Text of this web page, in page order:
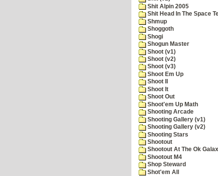
Shit Alpin 2005
Shit Head In The Space
Shmup
Shoggoth
Shogi
Shogun Master
Shoot (v1)
Shoot (v2)
Shoot (v3)
Shoot Em Up
Shoot II
Shoot It
Shoot Out
Shoot'em Up Math
Shooting Arcade
Shooting Gallery (v1)
Shooting Gallery (v2)
Shooting Stars
Shootout
Shootout At The Ok
Shootout M4
Shop Steward
Shot'em All